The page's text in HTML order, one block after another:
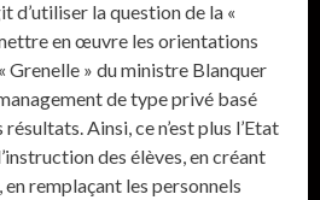
d’utiliser la question de la «
en œuvre les orientations
Grenelle » du ministre Blanquer
de type privé basé
Ainsi, ce n’est plus l’Etat
des élèves, en créant
en remplaçant les personnels